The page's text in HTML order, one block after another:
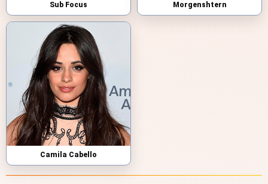
Sub Focus Morgenshtern
Camila Cabello